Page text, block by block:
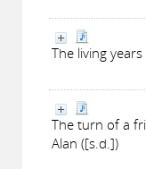
The living years
The turn of a
Alan ([s.d.])